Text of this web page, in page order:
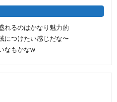
れるのはかなり魅力的
につけたい感じだな〜
なもかなw